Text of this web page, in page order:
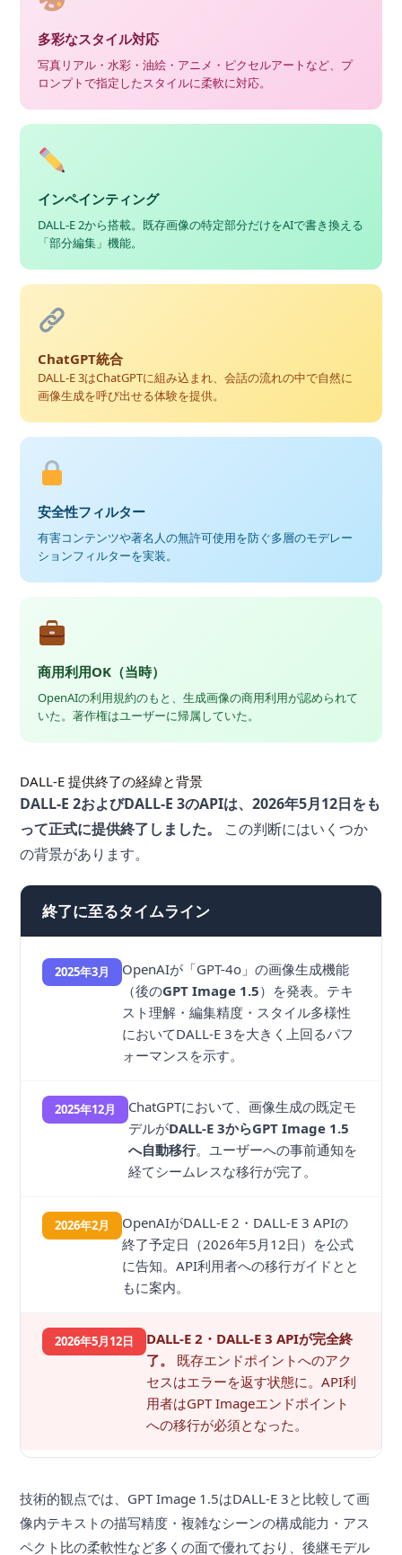
多彩なスタイル対応
写真リアル・水彩・油絵・アニメ・ピクセルアートなど、プ
ロンプトで指定したスタイルに柔軟に対応。
インペインティング
DALL-E 2から搭載。既存画像の特定部分だけをAIで書き換える
「部分編集」機能。
ChatGPT統合
DALL-E 3はChatGPTに組み込まれ、会話の流れの中で自然に
画像生成を呼び出せる体験を提供。
安全性フィルター
有害コンテンツや著名人の無許可使用を防ぐ多層のモデレー
ションフィルターを実装。
商用利用OK（当時）
OpenAIの利用規約のもと、生成画像の商用利用が認められて
いた。著作権はユーザーに帰属していた。
DALL-E 提供終了の経緯と背景
DALL-E 2およびDALL-E 3のAPIは、2026年5月12日をも
って正式に提供終了しました。
この判断にはいくつか
の背景があります。
終了に至るタイムライン
2025年3月
OpenAIが「GPT-4o」の画像生成機能
（後のGPT Image 1.5）を発表。テキ
スト理解・編集精度・スタイル多様性
においてDALL-E 3を大きく上回るパフ
ォーマンスを示す。
2025年12月
ChatGPTにおいて、画像生成の既定モ
デルがDALL-E 3からGPT Image 1.5
へ自動移行。ユーザーへの事前通知を
経てシームレスな移行が完了。
2026年2月
OpenAIがDALL-E 2・DALL-E 3 APIの
終了予定日（2026年5月12日）を公式
に告知。API利用者への移行ガイドとと
もに案内。
2026年5月12日
DALL-E 2・DALL-E 3 APIが完全終
了。
既存エンドポイントへのアク
セスはエラーを返す状態に。API利
用者はGPT Imageエンドポイント
への移行が必須となった。
技術的観点では、GPT Image 1.5はDALL-E 3と比較して画
像内テキストの描写精度・複雑なシーンの構成能力・アス
ペクト比の柔軟性など多くの面で優れており、後継モデル